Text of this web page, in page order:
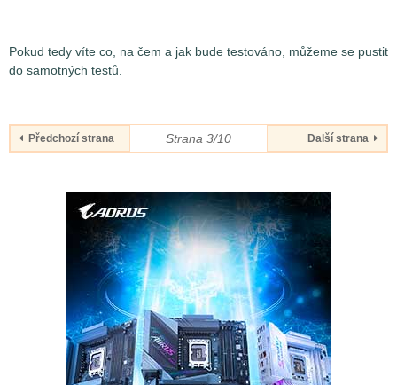
Pokud tedy víte co, na čem a jak bude testováno, můžeme se pustit
do samotných testů.
Předchozí strana Strana 3/10 Další strana